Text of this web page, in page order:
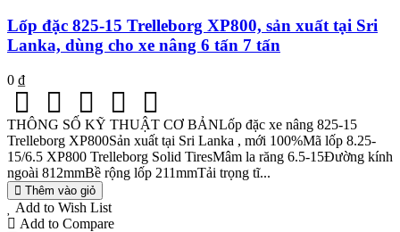
Lốp đặc 825-15 Trelleborg XP800, sản xuất tại Sri
Lanka, dùng cho xe nâng 6 tấn 7 tấn
0 ₫
THÔNG SỐ KỸ THUẬT CƠ BẢNLốp đặc xe nâng 825-15
Trelleborg XP800Sản xuất tại Sri Lanka , mới 100%Mã lốp 8.25-
15/6.5 XP800 Trelleborg Solid TiresMâm la răng 6.5-15Đường kính
ngoài 812mmBề rộng lốp 211mmTải trọng tĩ...
Thêm vào giỏ
Add to Wish List
Add to Compare